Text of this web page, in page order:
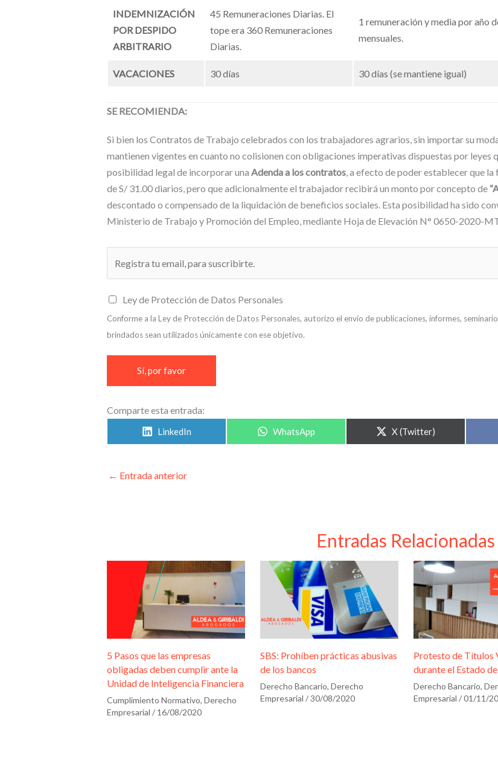
INDEMNIZACIÓN
POR DESPIDO
ARBITRARIO
45 Remuneraciones Diarias. El
tope era 360 Remuneraciones
Diarias.
1 remuneración y media por año
mensuales.
VACACIONES 30 días 30 días (se mantiene igual)
SE RECOMIENDA:
Si bien los Contratos de Trabajo celebrados con los trabajadores agrarios, sin importar su
mantienen vigentes en cuanto no colisionen con obligaciones imperativas dispuestas por leyes
posibilidad legal de incorporar una Adenda a los contratos, a efecto de poder establecer que
de S/ 31.00 diarios, pero que adicionalmente el trabajador recibirá un monto por concepto de
descontado o compensado de la liquidación de beneficios sociales. Esta posibilidad ha sido
Ministerio de Trabajo y Promoción del Empleo, mediante Hoja de Elevación N° 0650-2020-
l
*
C
a
s
s
e
e
c
n
*
Ley de Protección de Datos Personales
Conforme a la Ley de Protección de Datos Personales, autorizo el envío de publicaciones, informes,
brindados sean utilizados únicamente con ese objetivo.
Sí, por favor
Comparte esta entrada:
LinkedIn WhatsApp X (Twitter)
← Entrada anterior
Entradas Relacionadas
5 Pasos que las empresas
obligadas deben cumplir ante la
Unidad de Inteligencia Financiera
Cumplimiento Normativo, Derecho
Empresarial / 16/08/2020
SBS: Prohíben prácticas abusivas
de los bancos
Derecho Bancario, Derecho
Empresarial /30/08/2020
Protesto de Títulos
durante el Estado
Derecho Bancario,
Empresarial /01/11/